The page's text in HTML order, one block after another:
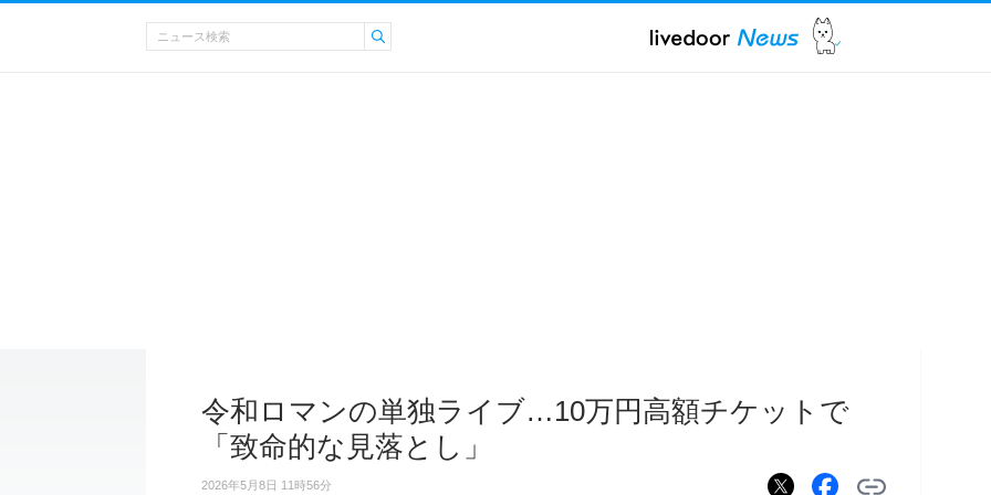
令和ロマンの単独ライブ…10万円高額チケットで
「致命的な見落とし」
2026年5月8日 11時56分